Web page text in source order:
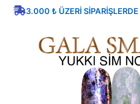
3.000 ₺ ÜZERI